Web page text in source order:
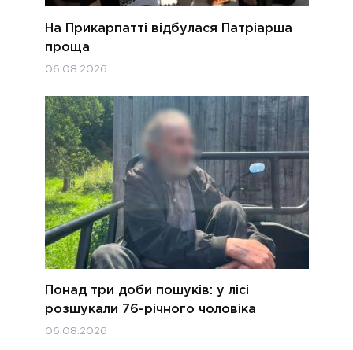
На Прикарпатті відбулася Патріарша
проща
06.08.2026
Понад три доби пошуків: у лісі
розшукали 76-річного чоловіка
06.08.2026